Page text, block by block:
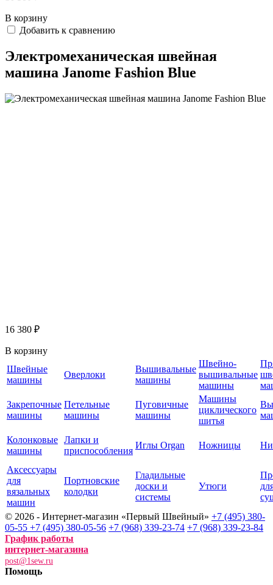
В корзину
Добавить к сравнению
Электромеханическая швейная
машина Janome Fashion Blue
16 380 ₽
В корзину
Швейные
машины
Оверлоки
Вышивальные
машины
Швейно-
вышивальные
машины
Закрепочные
машины
Петельные
машины
Пуговичные
машины
Машины
циклического
шитья
Колонковые
машины
Лапки и
приспособления
Иглы Organ Ножницы
Аксессуары
для
вязальных
машин
Портновские
колодки
Гладильные
доски и
системы
Утюги
© 2026 - Интернет-магазин «Первый Швейный» +7 (495) 380-
05-55 +7 (495) 380-05-56 +7 (968) 339-23-74 +7 (968) 339-23-84
График работы
интернет-магазина
post@1sew.ru
Помощь